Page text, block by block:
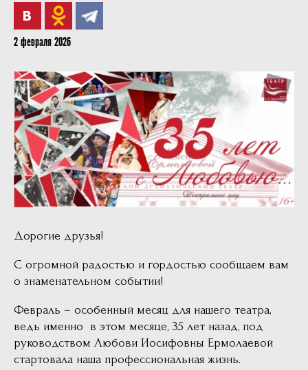
2 февраля 2026
Дорогие друзья!
С огромной радостью и гордостью сообщаем вам
о знаменательном событии!
Февраль – особенный месяц для нашего театра,
ведь именно
в этом месяце, 35 лет назад, под
руководством Любови Иосифовны Ермолаевой
стартовала наша профессиональная жизнь.